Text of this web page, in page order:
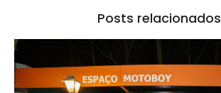
Posts relacionados